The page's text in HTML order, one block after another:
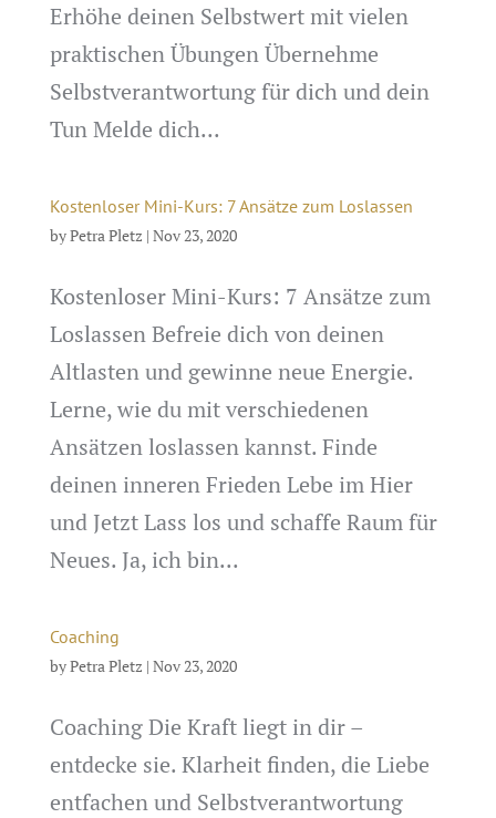
Erhöhe deinen Selbstwert mit vielen
praktischen Übungen Übernehme
Selbstverantwortung für dich und dein
Tun Melde dich...
Kostenloser Mini-Kurs: 7 Ansätze zum Loslassen
byPetra Pletz | Nov 23, 2020
Kostenloser Mini-Kurs: 7 Ansätze zum
Loslassen Befreie dich von deinen
Altlasten und gewinne neue Energie.
Lerne, wie du mit verschiedenen
Ansätzen loslassen kannst. Finde
deinen inneren Frieden Lebe im Hier
und Jetzt Lass los und schaffe Raum für
Neues. Ja, ich bin...
Coaching
byPetra Pletz | Nov 23, 2020
Coaching Die Kraft liegt in dir –
entdecke sie. Klarheit finden, die Liebe
entfachen und Selbstverantwortung